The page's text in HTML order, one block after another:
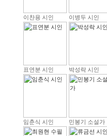
이찬용 시인 이병두 시인
표연분 시인 박성락 시인
임춘식 시인 민봉기 소설가